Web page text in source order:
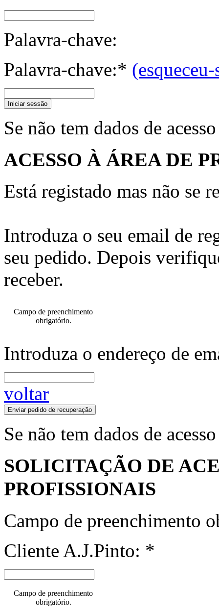
Palavra-chave:
Palavra-chave:* (esqueceu-
Iniciar sessão
Se não tem dados de
ACESSO À ÁREA DE
Está registado mas não se
Introduza o seu email de
seu pedido. Depois
receber.
Campo de preenchimento
obrigatório.
Introduza o endereço de
voltar
Enviar pedido de recuperação
Se não tem dados de
SOLICITAÇÃO DE
PROFISSIONAIS
Campo de preenchimento
Cliente A.J.Pinto: *
Campo de preenchimento
obrigatório.